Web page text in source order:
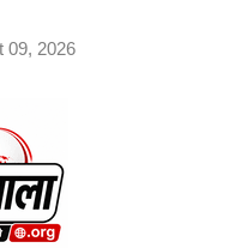
09, 2026